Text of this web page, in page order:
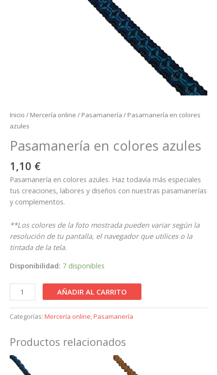
Inicio / Mercería online / Pasamanería / Pasamanería en colores
azules
Pasamanería en colores azules
1,10 €
Pasamanería en colores azules. Haz todavía más especiales
tus creaciones, labores y diseños con nuestras pasamanerías
y complementos.
**Los colores de la foto mostrada pueden variar según la
resolución de tu pantalla, el navegador que utilices o la
tintada de la tela.
Disponibilidad: 7 disponibles
AÑADIR AL CARRITO
Categorías: Mercería online,Pasamanería
Productos relacionados